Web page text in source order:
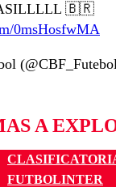
🇧🇷
0msHosfwMA
A
FUTBOLINTER